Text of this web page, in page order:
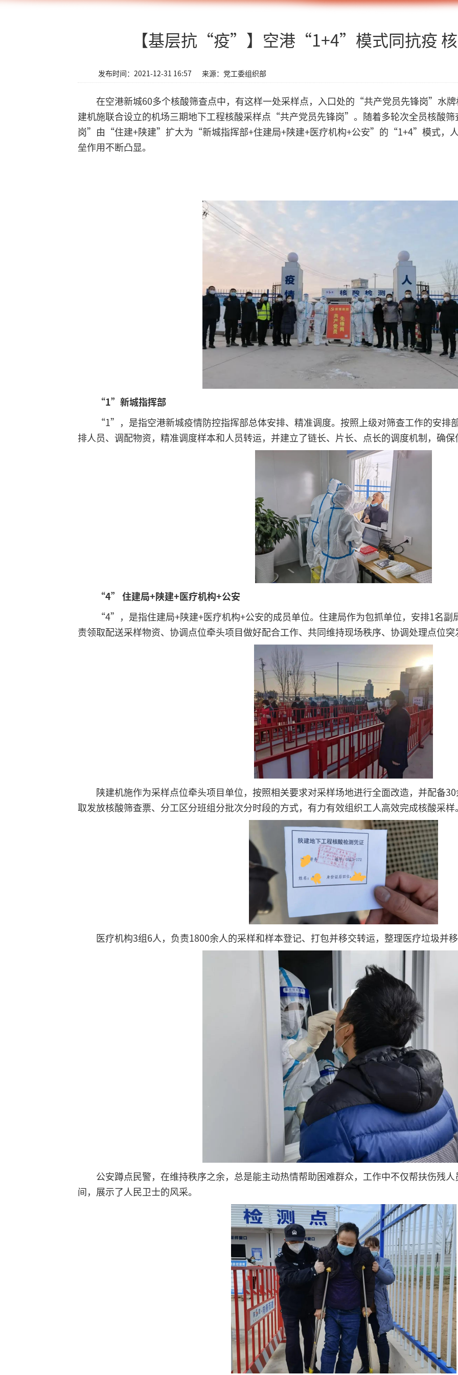
【基层抗“疫”】空港“1+4”模式同抗疫
发布时间：2021-12-31 16:57 来源：党工委组织部
在空港新城60多个核酸筛查点中，有这样一处采样点，入口处的“共产党员先锋岗”水
建机施联合设立的机场三期地下工程核酸采样点“共产党员先锋岗”。随着多轮次全员核酸
岗”由“住建+陕建”扩大为“新城指挥部+住建局+陕建+医疗机构+公安”的“1+4”模式，人
垒作用不断凸显。
“1”新城指挥部
“1”，是指空港新城疫情防控指挥部总体安排、精准调度。按照上级对筛查工作的安排
排人员、调配物资，精准调度样本和人员转运，并建立了链长、片长、点长的调度机制，确
“4” 住建局+陕建+医疗机构+公安
“4”，是指住建局+陕建+医疗机构+公安的成员单位。住建局作为包抓单位，安排1名
责领取配送采样物资、协调点位牵头项目做好配合工作、共同维持现场秩序、协调处理点位
陕建机施作为采样点位牵头项目单位，按照相关要求对采样场地进行全面改造，并配备
取发放核酸筛查票、分工区分班组分批次分时段的方式，有力有效组织工人高效完成核酸采样
医疗机构3组6人，负责1800余人的采样和样本登记、打包并移交转运，整理医疗垃圾并
公安蹲点民警，在维持秩序之余，总是能主动热情帮助困难群众，工作中不仅帮扶伤残
间，展示了人民卫士的风采。